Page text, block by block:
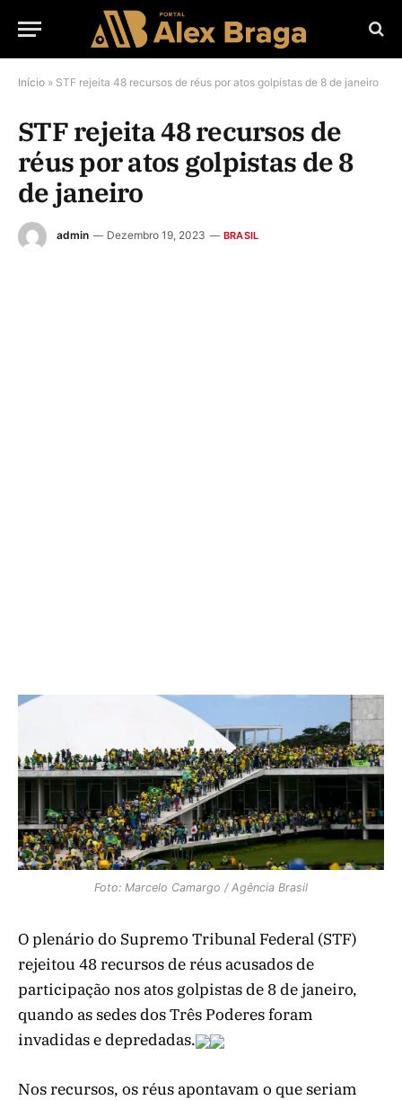
Início » STF rejeita 48 recursos de réus por atos golpistas de 8 de janeiro
STF rejeita 48 recursos de
réus por atos golpistas de 8
de janeiro
admin Dezembro 19, 2023 BRASIL
Foto: Marcelo Camargo / Agência Brasil
O plenário do Supremo Tribunal Federal (STF)
rejeitou 48 recursos de réus acusados de
participação nos atos golpistas de 8 de janeiro,
quando as sedes dos Três Poderes foram
invadidas e depredadas.
Nos recursos, os réus apontavam o que seriam